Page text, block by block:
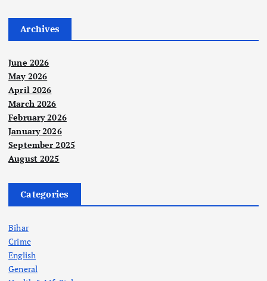
Archives
June 2026
May 2026
April 2026
March 2026
February 2026
January 2026
September 2025
August 2025
Categories
Bihar
Crime
English
General